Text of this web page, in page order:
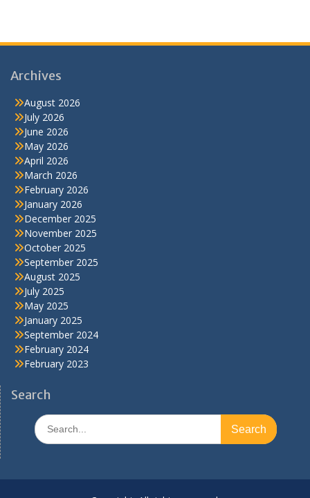
Archives
August 2026
July 2026
June 2026
May 2026
April 2026
March 2026
February 2026
January 2026
December 2025
November 2025
October 2025
September 2025
August 2025
July 2025
May 2025
January 2025
September 2024
February 2024
February 2023
Search
Search
for: